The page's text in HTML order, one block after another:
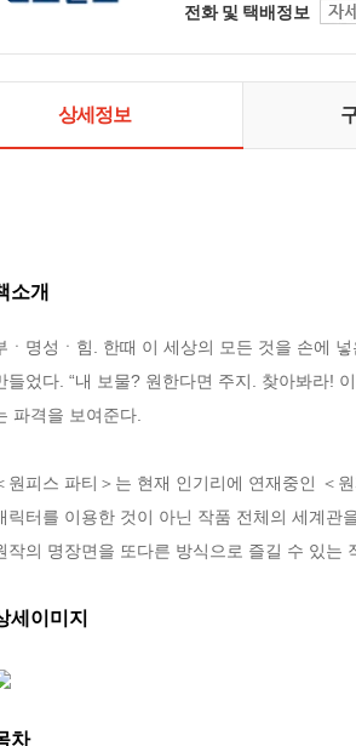
전화 및 택배정보
상세정보
소개
ㆍ명성ㆍ힘. 한때 이 세상의 모든 것을 손에
들었다. “내 보물? 원한다면 주지. 찾아봐라!
파격을 보여준다.
원피스 파티＞는 현재 인기리에 연재중인 ＜
릭터를 이용한 것이 아닌 작품 전체의 세계관
작의 명장면을 또다른 방식으로 즐길 수 있는
세이미지
차